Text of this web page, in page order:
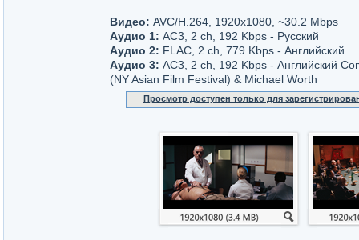
Видео: AVC/H.264, 1920x1080, ~30.2 Мbps
Аудио 1: AC3, 2 ch, 192 Kbps - Русский
Аудио 2: FLAC, 2 ch, 779 Kbps - Английский
Аудио 3: АС3, 2 ch, 192 Kbps - Английский
(NY Asian Film Festival) & Michael Worth
Просмотр доступен только для